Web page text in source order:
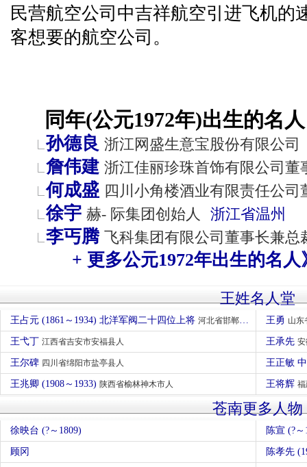
民营航空公司中吉祥航空引进飞机的
客想要的航空公司。
同年(公元1972年)出生的名
孙德良 浙江网盛生意宝股份有限公司
詹伟建 浙江佳丽珍珠首饰有限公司董
何成盛 四川小角楼酒业有限责任公司
徐宇 赫- 际集团创始人 浙江省温州
李丐腾 飞科集团有限公司董事长兼总
+ 更多公元1972年出生的名人
王姓名人堂
王占元 (1861～1934) 北洋军阀二十四位上将 河北省邯郸市馆陶县人 王勇 山东
王弋丁 江西省吉安市安福县人 王承先
王尔碑 四川省绵阳市盐亭县人 王正敏
王兆卿 (1908～1933) 陕西省榆林神木市人 王将辉
苍南更多人物
徐映台 (?～1809) 陈宣 (?～
顾冈 陈孝先